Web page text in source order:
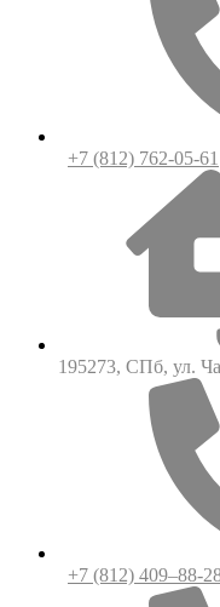
+7 (812) 762-05-61
195273, СПб, ул.
+7 (812) 409–88-